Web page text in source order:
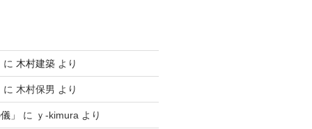
に 木村建築より
に 木村保男 より
」 に ｙ-kimura より